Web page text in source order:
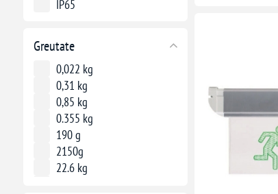
IP65
Greutate
0,022 kg
0,31 kg
0,85 kg
0.355 kg
190 g
2150g
22.6 kg